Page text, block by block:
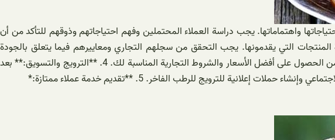
واهتماماتها. يجب دراسة العملاء المحتملين وفهم احتياجاتهم وذوقهم للتأكد من أن
وجودة المنتجات التي يقدمونها. يجب التحقق من سجلهم التجاري ومعاييرهم فيما يتعلق بالجودة
والسلامة. 3. **التفاوض الجيد:** من المهم أن تكون مهاراتك في التفاوض متقنة عند شراء الرطب بكميات كبيرة. يجب التأكد من الحصول على أفضل الأسعار والشروط التجارية المناسبة لك. 4. **الترويج والتسويق:** بعد
للترويج للرطب الفاخر. 5. **تقديم خدمة عملاء ممتازة:*